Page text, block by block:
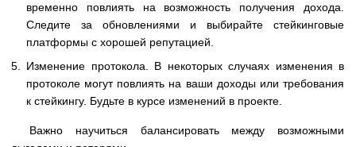
временно повлиять на возможность получения дохода.
Следите за обновлениями и выбирайте стейкинговые
платформы с хорошей репутацией.
Изменение протокола. В некоторых случаях изменения в
протоколе могут повлиять на ваши доходы или требования
к стейкингу. Будьте в курсе изменений в проекте.
Важно научиться балансировать между возможными